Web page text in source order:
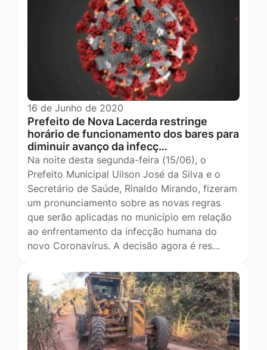
16 de Junho de 2020
Prefeito de Nova Lacerda restringe
horário de funcionamento dos bares para
diminuir avanço da infecç…
Na noite desta segunda-feira (15/06), o
Prefeito Municipal Uilson José da Silva e o
Secretário de Saúde, Rinaldo Mirando, fizeram
um pronunciamento sobre as novas regras
que serão aplicadas no município em relação
ao enfrentamento da infecção humana do
novo Coronavírus. A decisão agora é res…